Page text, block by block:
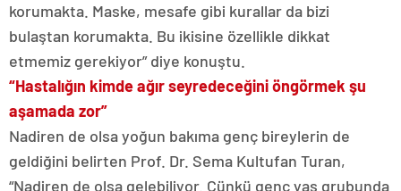
korumakta. Maske, mesafe gibi kurallar da bizi
bulaştan korumakta. Bu ikisine özellikle dikkat
etmemiz gerekiyor” diye konuştu.
“Hastalığın kimde ağır seyredeceğini öngörmek şu
aşamada zor”
Nadiren de olsa yoğun bakıma genç bireylerin de
geldiğini belirten Prof. Dr. Sema Kultufan Turan,
“Nadiren de olsa gelebiliyor. Çünkü genç yaş grubunda